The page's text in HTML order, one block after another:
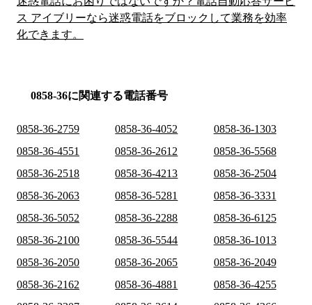
ス アイブリーなら迷惑電話をブロックして業務を効率
化できます。
0858-36に関連する電話番号
0858-36-2759 0858-36-4052
0858-36-1303
0858-36-4551
0858-36-2612
0858-36-5568
0858-36-2518
0858-36-4213
0858-36-2504
0858-36-2063
0858-36-5281
0858-36-3331
0858-36-5052
0858-36-2288
0858-36-6125
0858-36-2100
0858-36-5544
0858-36-1013
0858-36-2050
0858-36-2065
0858-36-2049
0858-36-2162
0858-36-4881
0858-36-4255